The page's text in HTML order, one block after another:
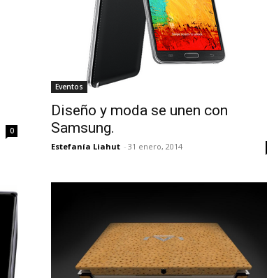
0
Eventos
Diseño y moda se unen con
Samsung.
Estefanía Liahut - 31 enero, 2014